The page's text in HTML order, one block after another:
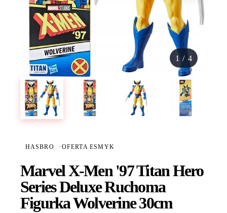
1/ 4
HASBRO · OFERTA ESMYK
Marvel X-Men '97 Titan Hero
Series Deluxe Ruchoma
Figurka Wolverine 30cm